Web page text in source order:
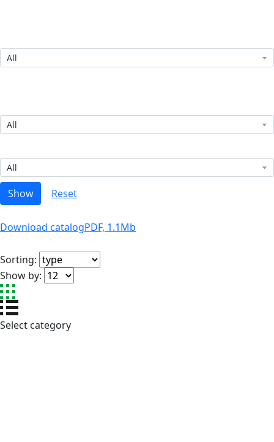
All
All
All
Download catalogPDF, 1.1Mb
Sorting:
Show by:
Select category